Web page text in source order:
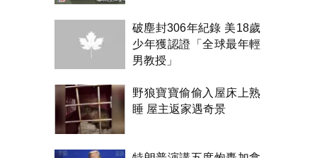
破塵封306年紀錄 美18歲
少年獲認證「全球最年輕
男教授」
野狼寶寶偷偷入屋床上熟
睡 屋主返家遇奇景